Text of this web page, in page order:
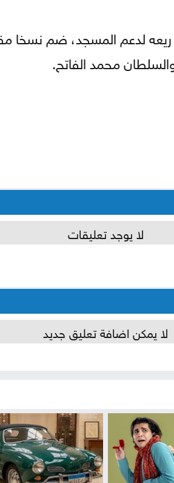
لدعم المسجد، ضم نسخا
محمد الفاتح.
لا يوجد تعليقات
لا يمكن اضافة تعليق جديد